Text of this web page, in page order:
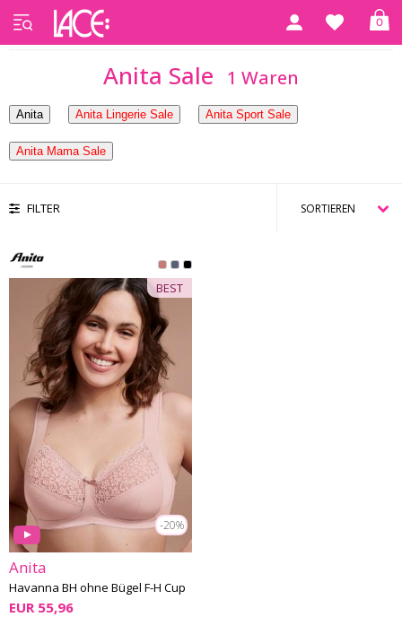
0
Startseite Anita Sale
Anita Sale 1 Waren
Anita Anita Lingerie Sale Anita Sport Sale
Anita Mama Sale
FILTER
-20%
BEST
Anita
Havanna BH ohne Bügel F-H Cup
EUR 55,96